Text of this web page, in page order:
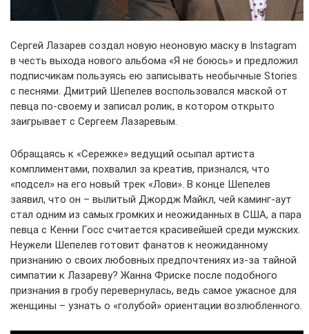
Сергей Лазарев создал новую неоновую маску в Instagram
в честь выхода нового альбома «Я не боюсь» и предложил
подписчикам пользуясь ею записывать необычные Stories
с песнями. Дмитрий Шепелев воспользовался маской от
певца по-своему и записал ролик, в котором открыто
заигрывает с Сергеем Лазаревым.
Обращаясь к «Сережке» ведущий осыпал артиста
комплиментами, похвалил за креатив, признался, что
«подсел» на его новый трек «Лови». В конце Шепелев
заявил, что он – вылитый Джордж Майкл, чей каминг-аут
стал одним из самых громких и неожиданных в США, а пара
певца с Кенни Госс считается красивейшей среди мужских.
Неужели Шепелев готовит фанатов к неожиданному
признанию о своих любовных предпочтениях из-за тайной
симпатии к Лазареву? Жанна Фриске после подобного
признания в гробу перевернулась, ведь самое ужасное для
женщины – узнать о «голубой» ориентации возлюбленного.